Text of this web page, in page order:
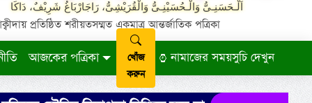
اَلْـحَسَنِـىُّ وَالْـحُسَيْنِـىُّ وَالْقُرَيْشِىُّ، رَاجَارْبَاغُ شَرِيْفٌ، دَاكَا
প্রতিষ্ঠিত শরীয়তসম্মত একমাত্র আন্তর্জাতিক পত্রিকা
আজকের পত্রিকা
খোঁজ
করুন
নামাজের সময়সুচি দেখুন